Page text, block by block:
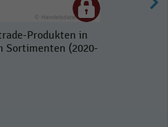
Produkten in
Sortimenten (2020-